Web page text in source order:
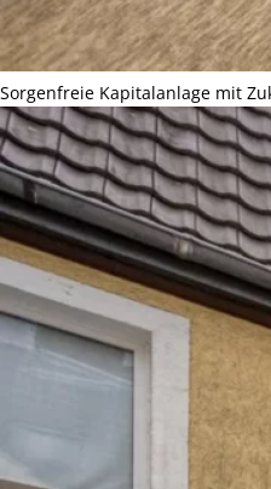
Sorgenfreie Kapitalanlage mit